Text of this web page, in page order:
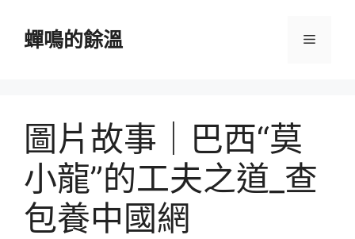
蟬鳴的餘溫 選
圖片故事｜巴西“莫
小龍”的工夫之道_查
包養中國網